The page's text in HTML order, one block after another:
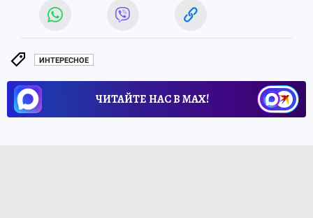
ИНТЕРЕСНОЕ
ЧИТАЙТЕ НАС В МАХ!